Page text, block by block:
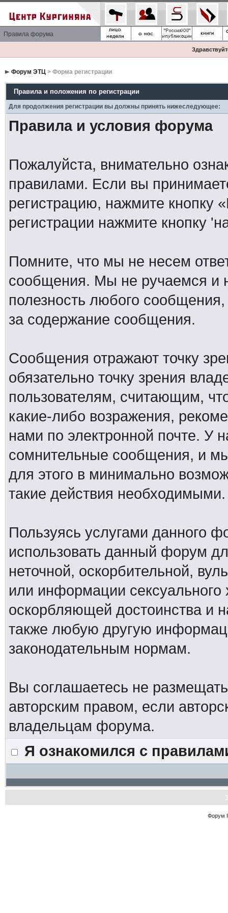
Правила форума
Форум ЭТЦ> Форма регистрации
Правила и положения по регистрации
Для продолжения регистрации вы должны принять нижеследующее:
Правила и условия форума
Пожалуйста, внимательно
правилами. Если вы
регистрацию, нажмите кнопку
регистрации нажмите кнопку
Помните, что мы не несем
сообщения. Мы не ручаемся и
полезность любого
за содержание сообщения.
Сообщения отражают точку
обязательно точку зрения
пользователям, считающим,
какие-либо возражения,
нами по электронной почте. У
сомнительные сообщения, и
для этого в минимально
такие действия необходимыми.
Пользуясь услугами данного
использовать данный форум
неточной, оскорбительной,
или информации
оскорбляющей достоинства и
также любую другую
законодательным нормам.
Вы соглашаетесь не
авторским правом, если
владельцам форума.
Я ознакомился с
Форум